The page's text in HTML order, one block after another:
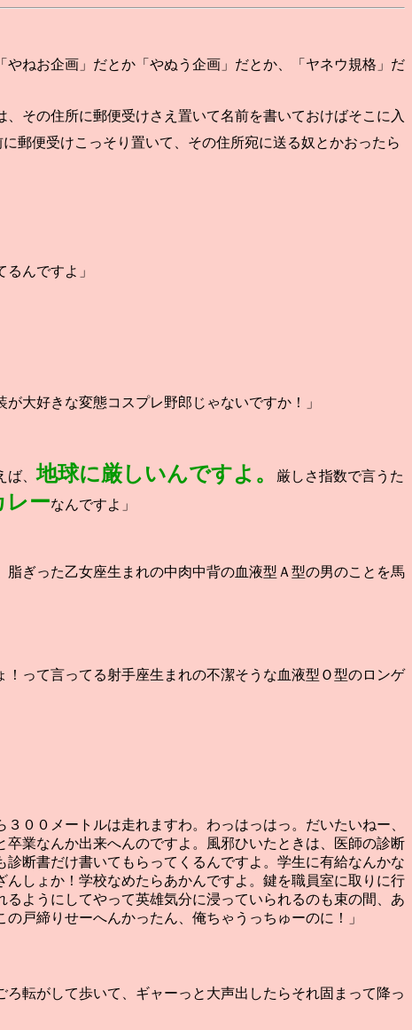
ねお企画」だとか「やぬう企画」だとか、「ヤネウ規格」だ
その住所に郵便受けさえ置いて名前を書いておけばそこに入
郵便受けこっそり置いて、その住所宛に送る奴とかおったら
んですよ」
大好きな変態コスプレ野郎じゃないですか！」
ば、地球に厳しいんですよ。
厳しさ指数で言うた
レーなんですよ」
ぎった乙女座生まれの中肉中背の血液型Ａ型の男のことを馬
って言ってる射手座生まれの不潔そうな血液型Ｏ型のロンゲ
００メートルは走れますわ。わっはっはっ。だいたいねー、
業なんか出来へんのですよ。風邪ひいたときは、医師の診断
断書だけ書いてもらってくるんですよ。学生に有給なんかな
しょか！学校なめたらあかんですよ。鍵を職員室に取りに行
ようにしてやって英雄気分に浸っていられるのも束の間、あ
戸締りせーへんかったん、俺ちゃうっちゅーのに！」
転がして歩いて、ギャーっと大声出したらそれ固まって降っ